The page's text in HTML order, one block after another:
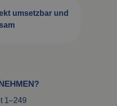
umsetzbar und
1–249